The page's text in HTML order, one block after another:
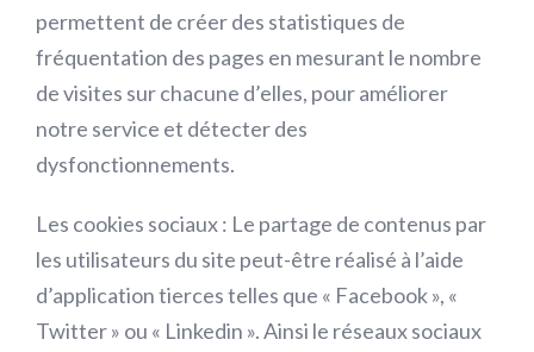
permettent de créer des statistiques de
fréquentation des pages en mesurant le nombre
de visites sur chacune d’elles, pour améliorer
notre service et détecter des
dysfonctionnements.
Les cookies sociaux : Le partage de contenus par
les utilisateurs du site peut-être réalisé à l’aide
d’application tierces telles que « Facebook », «
Twitter » ou « Linkedin ». Ainsi le réseaux sociaux